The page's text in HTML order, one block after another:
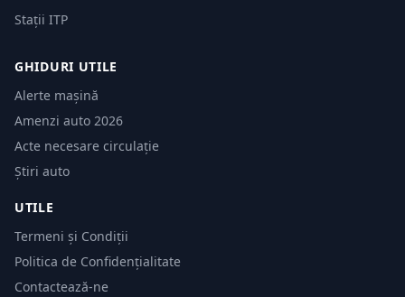
Stații ITP
GHIDURI UTILE
Alerte mașină
Amenzi auto 2026
Acte necesare circulație
Știri auto
UTILE
Termeni și Condiții
Politica de Confidențialitate
Contactează-ne